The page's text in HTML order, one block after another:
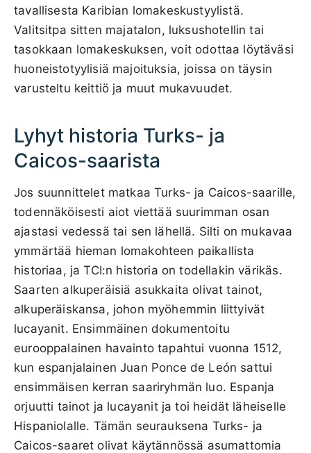
tavallisesta Karibian lomakeskustyylistä.
Valitsitpa sitten majatalon, luksushotellin tai
tasokkaan lomakeskuksen, voit odottaa löytäväsi
huoneistotyylisiä majoituksia, joissa on täysin
varusteltu keittiö ja muut mukavuudet.
Lyhyt historia Turks- ja
Caicos-saarista
Jos suunnittelet matkaa Turks- ja Caicos-saarille,
todennäköisesti aiot viettää suurimman osan
ajastasi vedessä tai sen lähellä. Silti on mukavaa
ymmärtää hieman lomakohteen paikallista
historiaa, ja TCI:n historia on todellakin värikäs.
Saarten alkuperäisiä asukkaita olivat tainot,
alkuperäiskansa, johon myöhemmin liittyivät
lucayanit. Ensimmäinen dokumentoitu
eurooppalainen havainto tapahtui vuonna 1512,
kun espanjalainen Juan Ponce de León sattui
ensimmäisen kerran saariryhmän luo. Espanja
orjuutti tainot ja lucayanit ja toi heidät läheiselle
Hispaniolalle. Tämän seurauksena Turks- ja
Caicos-saaret olivat käytännössä asumattomia